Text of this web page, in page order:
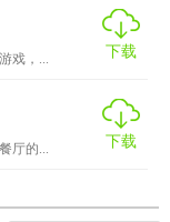
戏，...
下载
厅的...
下载